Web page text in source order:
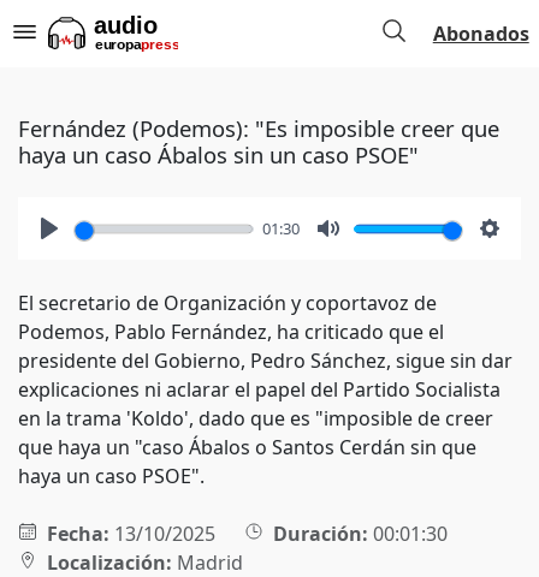
Abonados
Fernández (Podemos): "Es imposible creer que
haya un caso Ábalos sin un caso PSOE"
01:30
El secretario de Organización y coportavoz de
Podemos, Pablo Fernández, ha criticado que el
presidente del Gobierno, Pedro Sánchez, sigue sin dar
explicaciones ni aclarar el papel del Partido Socialista
en la trama 'Koldo', dado que es "imposible de creer
que haya un "caso Ábalos o Santos Cerdán sin que
haya un caso PSOE".
Fecha: 13/10/2025 Duración: 00:01:30
Localización: Madrid